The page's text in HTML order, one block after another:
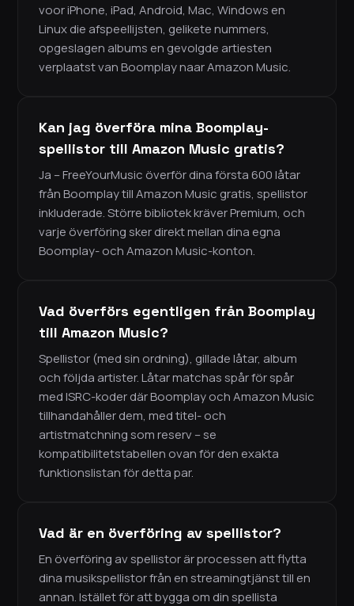
voor iPhone, iPad, Android, Mac, Windows en
Linux die afspeellijsten, gelikete nummers,
opgeslagen albums en gevolgde artiesten
verplaatst van Boomplay naar Amazon Music.
Kan jag överföra mina Boomplay-
spellistor till Amazon Music gratis?
Ja – FreeYourMusic överför dina första 600 låtar
från Boomplay till Amazon Music gratis, spellistor
inkluderade. Större bibliotek kräver Premium, och
varje överföring sker direkt mellan dina egna
Boomplay- och Amazon Music-konton.
Vad överförs egentligen från Boomplay
till Amazon Music?
Spellistor (med sin ordning), gillade låtar, album
och följda artister. Låtar matchas spår för spår
med ISRC-koder där Boomplay och Amazon Music
tillhandahåller dem, med titel- och
artistmatchning som reserv – se
kompatibilitetstabellen ovan för den exakta
funktionslistan för detta par.
Vad är en överföring av spellistor?
En överföring av spellistor är processen att flytta
dina musikspellistor från en streamingtjänst till en
annan. Istället för att bygga om din spellista